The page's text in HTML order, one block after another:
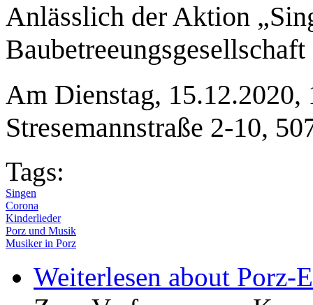
Anlässlich der Aktion
Am Dienstag, 15.12.2020,
Stresemannstraße 2-10,
Tags:
Singen
Corona
Kinderlieder
Porz und Musik
Musiker in Porz
Weiterlesen about Porz-